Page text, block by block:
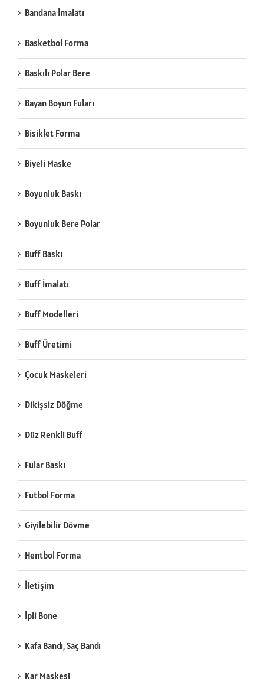
Bandana İmalatı
Basketbol Forma
Baskılı Polar Bere
Bayan Boyun Fuları
Bisiklet Forma
Biyeli Maske
Boyunluk Baskı
Boyunluk Bere Polar
Buff Baskı
Buff İmalatı
Buff Modelleri
Buff Üretimi
Çocuk Maskeleri
Dikişsiz Döğme
Düz Renkli Buff
Fular Baskı
Futbol Forma
Giyilebilir Dövme
Hentbol Forma
İletişim
İpli Bone
Kafa Bandı, Saç Bandı
Kar Maskesi